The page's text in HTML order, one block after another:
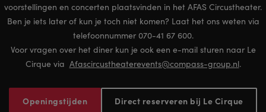
voorstellingen en concerten plaatsvinden in het AFAS Circustheater.
Ben je iets later of kun je toch niet komen? Laat het ons weten via
telefoonnummer 070-41 67 600.
Voor vragen over het diner kun je ook een e-mail sturen naar Le
Cirque via Afascircustheaterevents@compass-group.nl.
Openingstijden Direct reserveren bij Le Cirque